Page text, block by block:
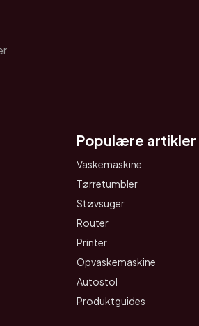
Populære artikler
Vaskemaskine
Tørretumbler
Støvsuger
Router
Printer
Opvaskemaskine
Autostol
Produktguides